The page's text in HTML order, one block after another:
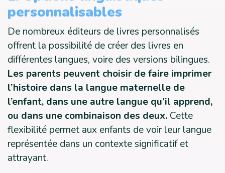
personnalisables
De nombreux éditeurs de livres personnalisés
offrent la possibilité de créer des livres en
différentes langues, voire des versions bilingues.
Les parents peuvent choisir de faire imprimer
l’histoire dans la langue maternelle de
l’enfant, dans une autre langue qu’il apprend,
ou dans une combinaison des deux. Cette
flexibilité permet aux enfants de voir leur langue
représentée dans un contexte significatif et
attrayant.